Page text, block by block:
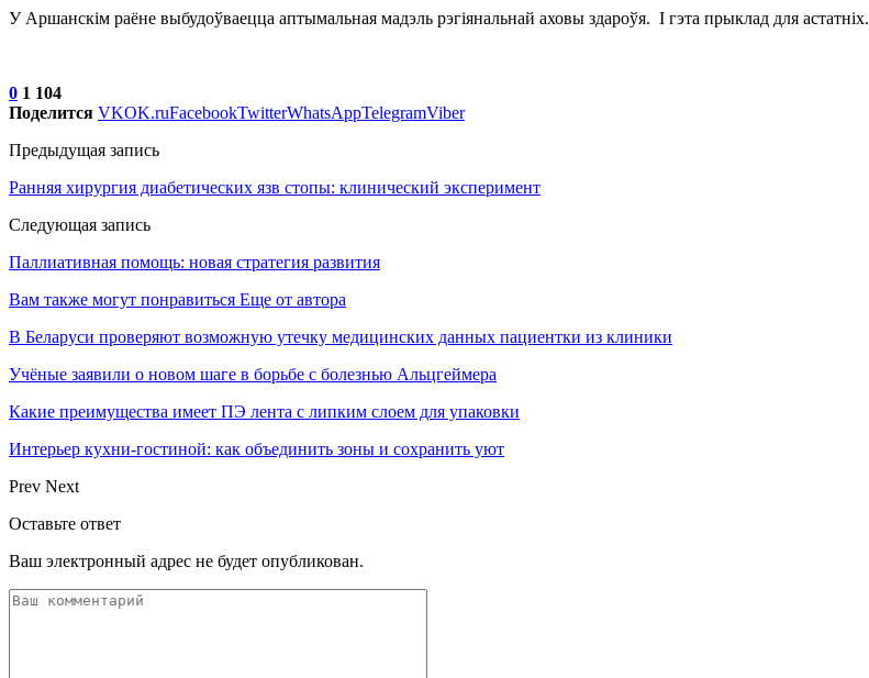
У Аршанскім раёне выбудоўваецца аптымальная мадэль рэгіянальнай аховы здароўя. І гэта прыклад для астатніх.
0 1 104
Поделится VKOK.ruFacebookTwitterWhatsAppTelegramViber
Предыдущая запись
Ранняя хирургия диабетических язв стопы: клинический эксперимент
Следующая запись
Паллиативная помощь: новая стратегия развития
Вам также могут понравиться Еще от автора
В Беларуси проверяют возможную утечку медицинских данных пациентки из клиники
Учёные заявили о новом шаге в борьбе с болезнью Альцгеймера
Какие преимущества имеет ПЭ лента с липким слоем для упаковки
Интерьер кухни-гостиной: как объединить зоны и сохранить уют
Prev Next
Оставьте ответ
Ваш электронный адрес не будет опубликован.